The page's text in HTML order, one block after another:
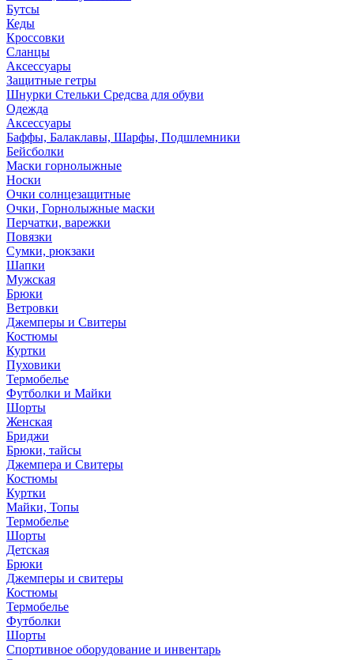
Бутсы
Кеды
Кроссовки
Сланцы
Аксессуары
Защитные гетры
Шнурки Стельки Средсва для обуви
Одежда
Аксессуары
Баффы, Балаклавы, Шарфы, Подшлемники
Бейсболки
Маски горнолыжные
Носки
Очки солнцезащитные
Очки, Горнолыжные маски
Перчатки, варежки
Повязки
Сумки, рюкзаки
Шапки
Мужская
Брюки
Ветровки
Джемперы и Свитеры
Костюмы
Куртки
Пуховики
Термобелье
Футболки и Майки
Шорты
Женская
Бриджи
Брюки, тайсы
Джемпера и Свитеры
Костюмы
Куртки
Майки, Топы
Термобелье
Шорты
Детская
Брюки
Джемперы и свитеры
Костюмы
Термобелье
Футболки
Шорты
Спортивное оборудование и инвентарь